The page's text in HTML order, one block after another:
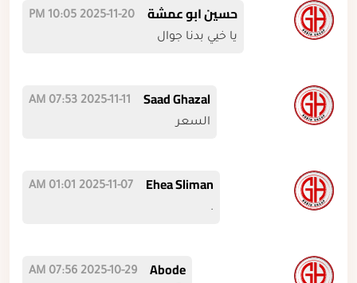
حسين ابو عمشة
2025-11-20 10:05 PM
يا خيي بدنا جوال
Saad Ghazal
2025-11-11 07:53 AM
السعر
Ehea Sliman
2025-11-07 01:01 AM
.
Abode
2025-10-29 07:56 AM